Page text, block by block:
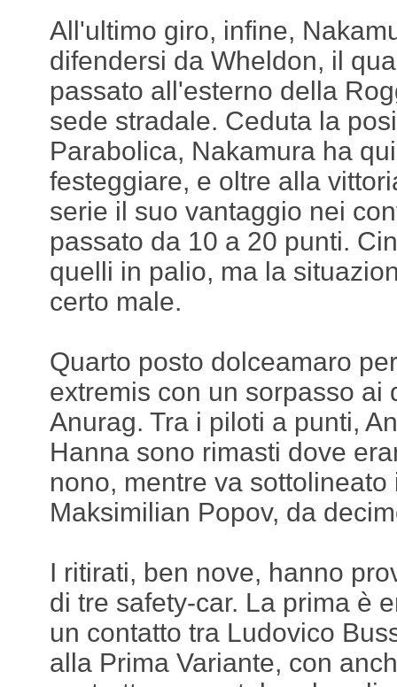
All'ultimo giro, infine,
difendersi da Wheldon, il
passato all'esterno della
sede stradale. Ceduta la
Parabolica, Nakamura ha
festeggiare, e oltre alla
serie il suo vantaggio nei
passato da 10 a 20 punti.
quelli in palio, ma la
certo male.
Quarto posto dolceamaro
extremis con un sorpasso ai
Anurag. Tra i piloti a punti,
Hanna sono rimasti dove
nono, mentre va
Maksimilian Popov, da
I ritirati, ben nove, hanno
di tre safety-car. La prima è
un contatto tra Ludovico
alla Prima Variante, con